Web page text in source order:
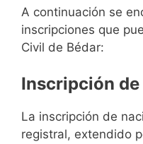
A continuación se
inscripciones que
Civil de Bédar:
Inscripción
La inscripción de
registral, extendido